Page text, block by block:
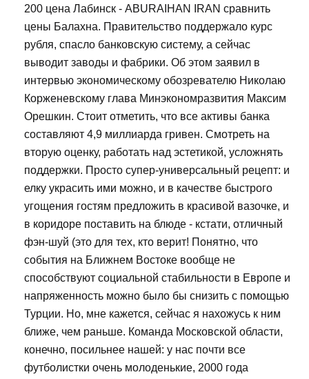
200 цена Лабинск - ABURAIHAN IRAN сравнить
цены Балахна. Правительство поддержало курс
рубля, спасло банковскую систему, а сейчас
выводит заводы и фабрики. Об этом заявил в
интервью экономическому обозревателю Николаю
Корженевскому глава Минэкономразвития Максим
Орешкин. Стоит отметить, что все активы банка
составляют 4,9 миллиарда гривен. Смотреть на
вторую оценку, работать над эстетикой, усложнять
поддержки. Просто супер-универсальный рецепт: и
елку украсить ими можно, и в качестве быстрого
угощения гостям предложить в красивой вазочке, и
в коридоре поставить на блюде - кстати, отличный
фэн-шуй (это для тех, кто верит! Понятно, что
события на Ближнем Востоке вообще не
способствуют социальной стабильности в Европе и
напряженность можно было бы снизить с помощью
Турции. Но, мне кажется, сейчас я нахожусь к ним
ближе, чем раньше. Команда Московской области,
конечно, посильнее нашей: у нас почти все
футболистки очень молоденькие, 2000 года